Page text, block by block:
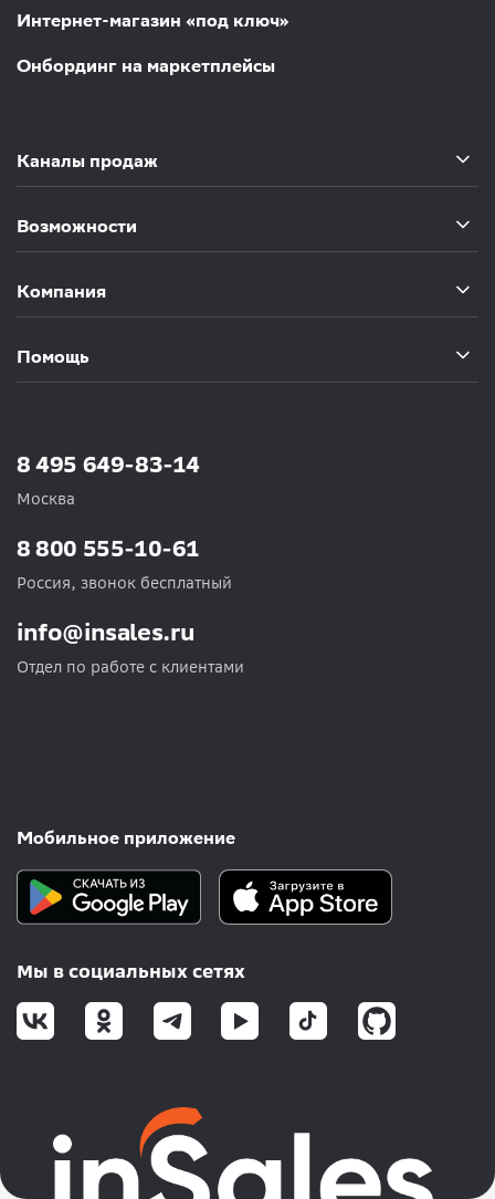
Интернет-магазин «под ключ»
Онбординг на маркетплейсы
Каналы продаж
Возможности
Компания
Помощь
8 495 649-83-14
Москва
info@insales.ru
Отдел по работе с клиентами
8 800 555-10-61
Россия, звонок бесплатный
Мобильное приложение
Мы в социальных сетях